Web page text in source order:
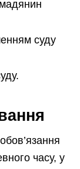
суду
часу, у